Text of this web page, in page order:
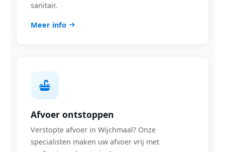
sanitair.
Meer info
Afvoer ontstoppen
Verstopte afvoer in Wijchmaal? Onze
specialisten maken uw afvoer vrij met